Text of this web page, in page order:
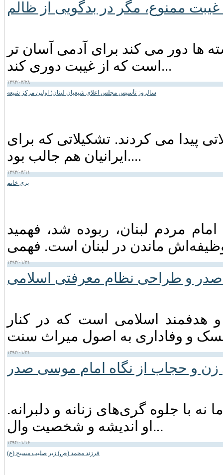
ها دور می کند برای آدمی آسان تر
است که از غیبت دوری کند...
۱۳۹۴/۰۳/۲۸
سالروز تأسیس مجلس اعلای شیعیان لبنان؛ اولین مرکز شیعه
پیدا می کردند. تشکیلاتی که برای
ایرانیان هم جالب بود....
۱۳۹۳/۰۴/۱۱
پری خانم
مردم لبنان، ربوده شد، فهمید
۱۳۹۳/۰۱/۳۱
و طراحی نظام معرفتی اسلامی
اسلامی است که در کنار
۱۳۹۲/۰۱/۳۱
زن و حجاب از نگاه امام موسی صدر
با جلوه گری‌های زنانه و دلبرانه.
او اندیشه و شخصیت وال...
۱۳۹۴/۰۱/۱۶
فرزند محمد (ص) زیر صلیب مسیح (ع)